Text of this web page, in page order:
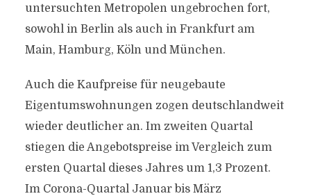
untersuchten Metropolen ungebrochen fort,
sowohl in Berlin als auch in Frankfurt am
Main, Hamburg, Köln und München.
Auch die Kaufpreise für neugebaute
Eigentumswohnungen zogen deutschlandweit
wieder deutlicher an. Im zweiten Quartal
stiegen die Angebotspreise im Vergleich zum
ersten Quartal dieses Jahres um 1,3 Prozent.
Im Corona-Quartal Januar bis März